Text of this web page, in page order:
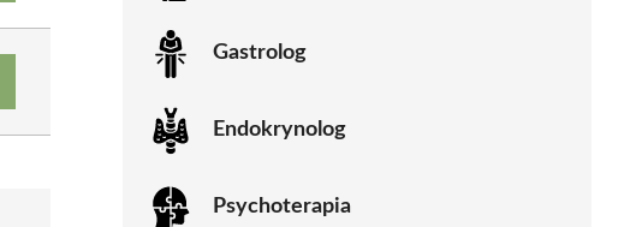
Gastrolog
Endokrynolog
Psychoterapia